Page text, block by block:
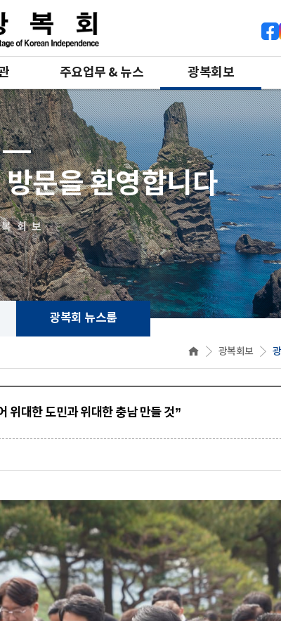
주요업무 & 뉴스 광복회보
문을 환영합니다
회보
광복회 뉴스룸
광복회보
위대한 도민과 위대한 충남 만들 것”